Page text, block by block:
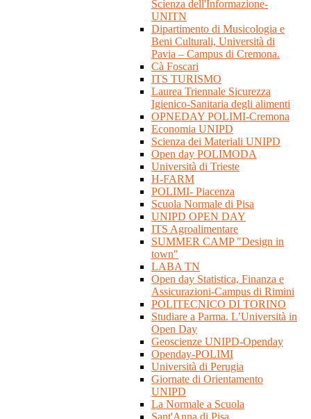
Scienza dell'Informazione-
UNITN
Dipartimento di Musicologia e
Beni Culturali, Università di
Pavia – Campus di Cremona.
Cà Foscari
ITS TURISMO
Laurea Triennale Sicurezza
Igienico-Sanitaria degli alimenti
OPNEDAY POLIMI-Cremona
Economia UNIPD
Scienza dei Materiali UNIPD
Open day POLIMODA
Università di Trieste
H-FARM
POLIMI- Piacenza
Scuola Normale di Pisa
UNIPD OPEN DAY
ITS Agroalimentare
SUMMER CAMP "Design in
town"
LABA TN
Open day Statistica, Finanza e
Assicurazioni-Campus di Rimini
POLITECNICO DI TORINO
Studiare a Parma. L’Università in
Open Day
Geoscienze UNIPD-Openday
Openday-POLIMI
Università di Perugia
Giornate di Orientamento
UNIPD
La Normale a Scuola